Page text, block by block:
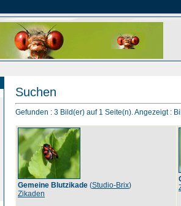
Suchen
Gefunden : 3 Bild(er) auf 1 Seite(n). Angezeigt :
Gemeine Blutzikade (Studio-Brix)
Zikaden